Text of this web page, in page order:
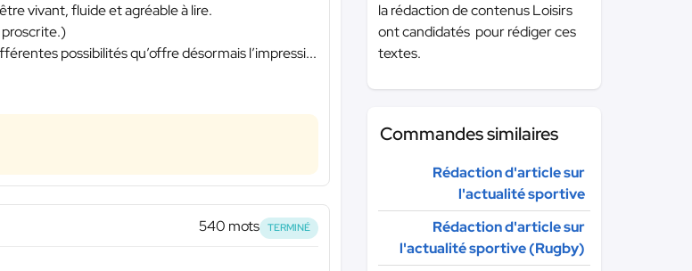
vivant, fluide et agréable à lire.
possibilités qu’offre désormais l’impressi...
540 mots TERMINÉ
la rédaction de contenus Loisirs
ont candidatés pour rédiger ces
textes.
Commandes similaires
Rédaction d'article sur
l'actualité sportive
Rédaction d'article sur
l'actualité sportive (Rugby)